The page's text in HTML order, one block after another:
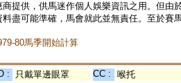
提供，供馬迷作個人娛樂資訊之用。但
盡可能準確，馬會就此並無責任。至於賽
80馬季開始計算
: 只戴單邊眼罩 CC :
喉托